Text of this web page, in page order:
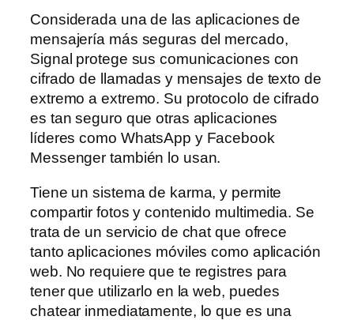
Considerada una de las aplicaciones de
mensajería más seguras del mercado,
Signal protege sus comunicaciones con
cifrado de llamadas y mensajes de texto de
extremo a extremo. Su protocolo de cifrado
es tan seguro que otras aplicaciones
líderes como WhatsApp y Facebook
Messenger también lo usan.
Tiene un sistema de karma, y permite
compartir fotos y contenido multimedia. Se
trata de un servicio de chat que ofrece
tanto aplicaciones móviles como aplicación
web. No requiere que te registres para
tener que utilizarlo en la web, puedes
chatear inmediatamente, lo que es una